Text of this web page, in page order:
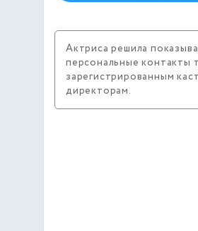
Актриса решила
персональные контакты
зарегистрированным
директорам.